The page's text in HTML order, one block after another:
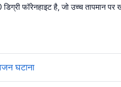
फॉरेनहाइट है, जो उच्च तापमान